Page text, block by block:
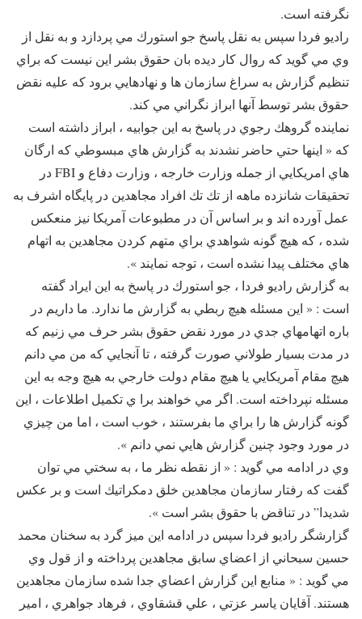
نگرفته است.
راديو فردا سپس به نقل پاسخ جو استورك مي پردازد و به نقل از
وي مي گويد كه روال كار ديده بان حقوق بشر اين نيست كه براي
تنظيم گزارش به سراغ سازمان ها و نهادهايي برود كه عليه نقض
حقوق بشر توسط آنها ابراز نگراني مي كند.
نماينده گروهك رجوي در پاسخ به اين جوابيه ، ابراز داشته است
كه « اينها حتي حاضر نشدند به گزارش هاي مبسوطي كه ارگان
هاي امريكايي از جمله وزارت خارجه ، وزارت دفاع و FBI در
تحقيقات شانزده ماهه از تك تك افراد مجاهدين در پايگاه اشرف به
عمل آورده اند و بر اساس آن در مطبوعات آمريكا نيز منعكس
شده ، كه هيچ گونه شواهدي براي متهم كردن مجاهدين به اتهام
هاي مختلف پيدا نشده است ، توجه نمايند ».
به گزارش راديو فردا ، جو استورك در پاسخ به اين ايراد گفته
است : « اين مسئله هيچ ربطي به گزارش ما ندارد. ما داريم در
باره اتهامهاي جدي در مورد نقض حقوق بشر حرف مي زنيم كه
در مدت بسيار طولاني صورت گرفته ، تا آنجايي كه من مي دانم
هيچ مقام آمريكايي يا هيچ مقام دولت خارجي به هيچ وجه به اين
مسئله نپرداخته است. اگر مي خواهند برا ي تكميل اطلاعات ، اين
گونه گزارش ها را براي ما بفرستند ، خوب است ، اما من چيزي
در مورد وجود چنين گزارش هايي نمي دانم ».
وي در ادامه مي گويد : « از نقطه نظر ما ، به سختي مي توان
گفت كه رفتار سازمان مجاهدين خلق دمكراتيك است و بر عكس
شديدا” در تناقض با حقوق بشر است ».
گزارشگر راديو فردا سپس در ادامه اين ميز گرد به سخنان محمد
حسين سبحاني از اعضاي سابق مجاهدین پرداخته و از قول وي
مي گويد : « منابع اين گزارش اعضاي جدا شده سازمان مجاهدين
هستند. آقايان ياسر عزتي ، علي قشقاوي ، فرهاد جواهري ، امير